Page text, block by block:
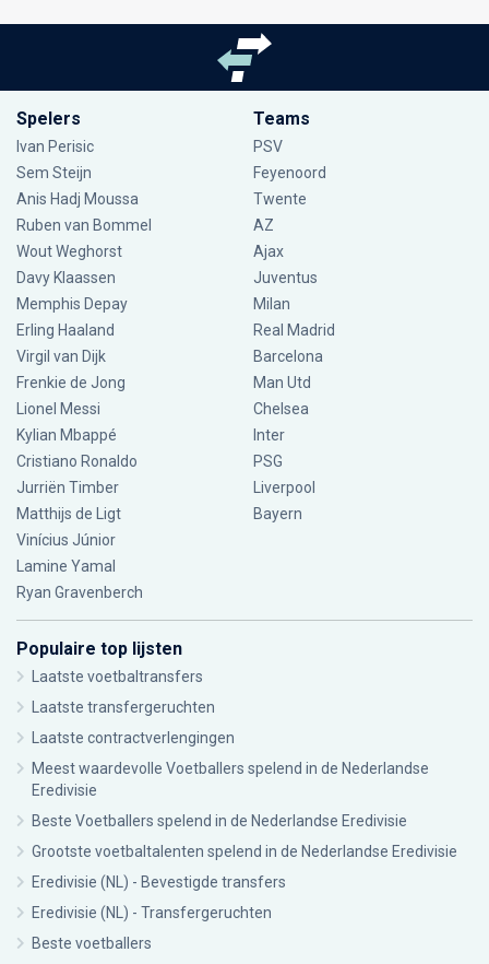
Spelers
Ivan Perisic
Sem Steijn
Anis Hadj Moussa
Ruben van Bommel
Wout Weghorst
Davy Klaassen
Memphis Depay
Erling Haaland
Virgil van Dijk
Frenkie de Jong
Lionel Messi
Kylian Mbappé
Cristiano Ronaldo
Jurriën Timber
Matthijs de Ligt
Vinícius Júnior
Lamine Yamal
Ryan Gravenberch
Teams
PSV
Feyenoord
Twente
AZ
Ajax
Juventus
Milan
Real Madrid
Barcelona
Man Utd
Chelsea
Inter
PSG
Liverpool
Bayern
Populaire top lijsten
Laatste voetbaltransfers
Laatste transfergeruchten
Laatste contractverlengingen
Meest waardevolle Voetballers spelend in de Nederlandse
Eredivisie
Beste Voetballers spelend in de Nederlandse Eredivisie
Grootste voetbaltalenten spelend in de Nederlandse Eredivisie
Eredivisie (NL) - Bevestigde transfers
Eredivisie (NL) - Transfergeruchten
Beste voetballers